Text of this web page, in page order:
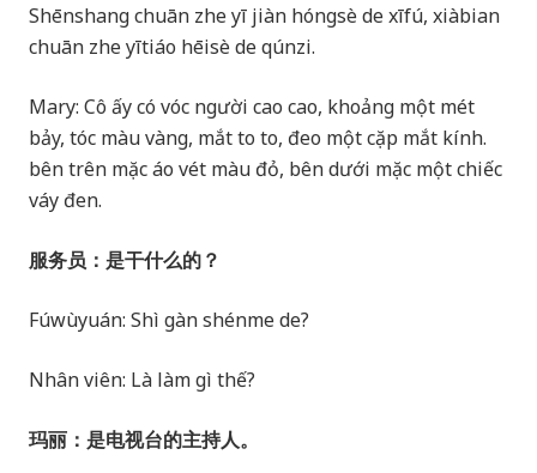
Shēnshang chuān zhe yī jiàn hóngsè de xīfú, xiàbian
chuān zhe yītiáo hēisè de qúnzi.
Mary: Cô ấy có vóc người cao cao, khoảng một mét
bảy, tóc màu vàng, mắt to to, đeo một cặp mắt kính.
bên trên mặc áo vét màu đỏ, bên dưới mặc một chiếc
váy đen.
服务员：是干什么的？
Fúwùyuán: Shì gàn shénme de?
Nhân viên: Là làm gì thế?
玛丽：是电视台的主持人。